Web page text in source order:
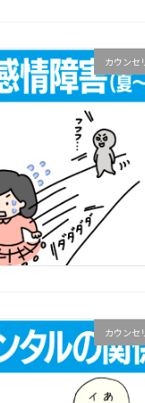
カウンセ
カウンセ